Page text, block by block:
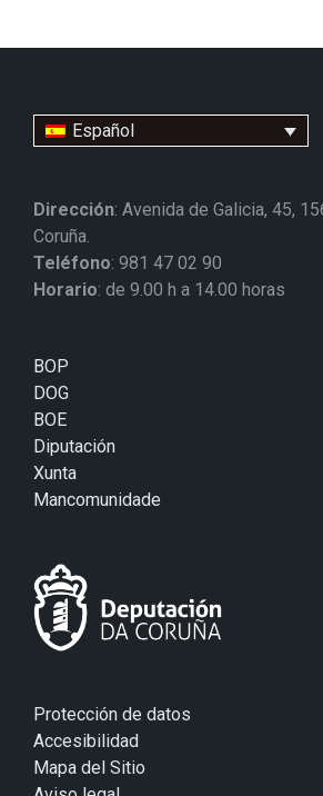
Español
Dirección: Avenida de Galicia, 45,
Coruña.
Teléfono: 981 47 02 90
Horario: de 9.00 h a 14.00 horas
BOP
DOG
BOE
Diputación
Xunta
Mancomunidade
Protección de datos
Accesibilidad
Mapa del Sitio